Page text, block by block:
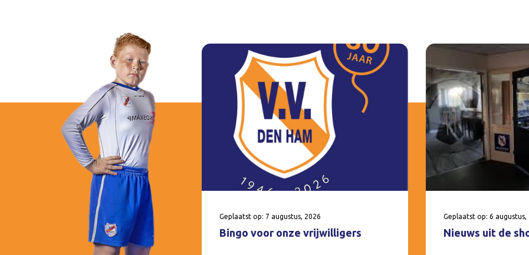
Geplaatst op: 7 augustus, 2026
Bingo voor onze vrijwilligers
Geplaatst op: 6 augustus,
Nieuws uit de